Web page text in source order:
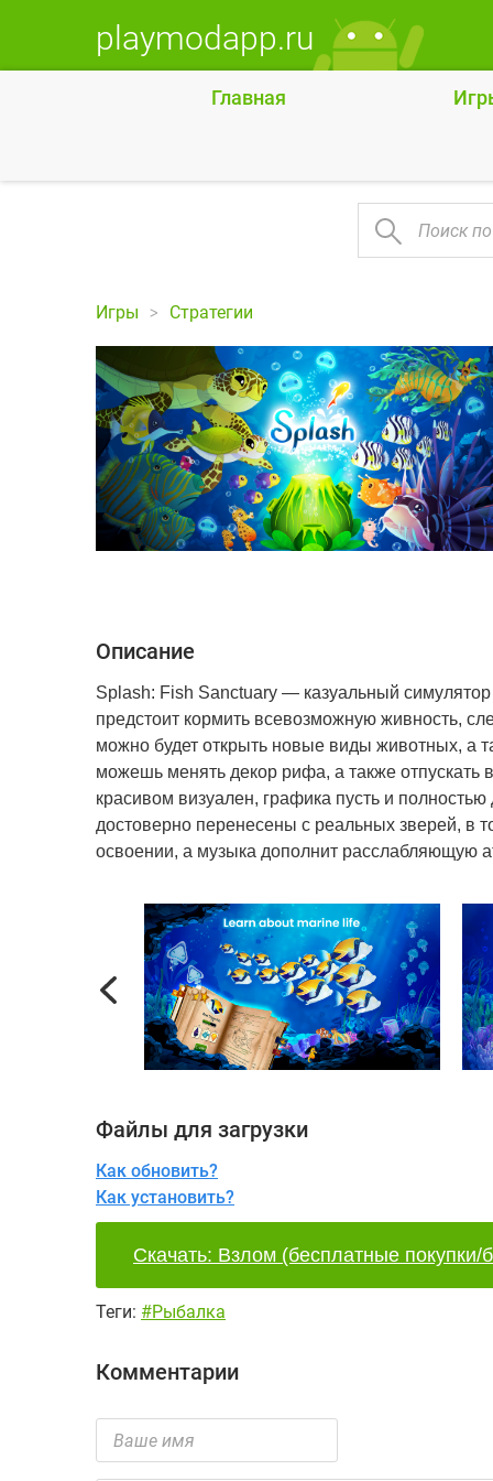
playmodapp.ru
Главная
Игры Стратегии
Описание
Splash: Fish Sanctuary — казуальный
предстоит кормить всевозможную живность,
можно будет открыть новые виды животных, а
можешь менять декор рифа, а также отпускать
красивом визуален, графика пусть и
достоверно перенесены с реальных зверей, в
освоении, а музыка дополнит расслабляющую
Previous
Файлы для загрузки
Как обновить?
Как установить?
Скачать: Взлом (бесплатные
Теги: #Рыбалка
Комментарии